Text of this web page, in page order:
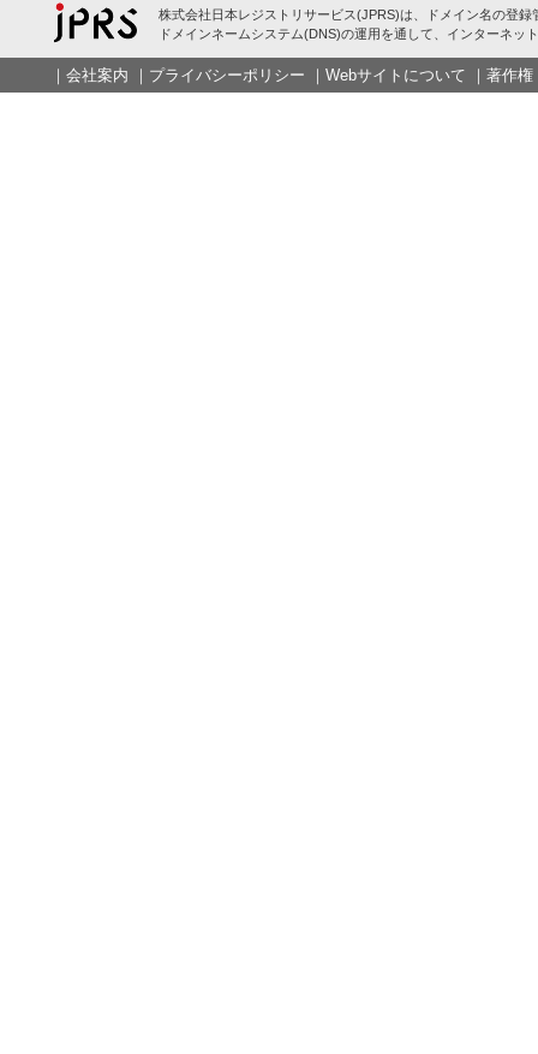
株式会社日本レジストリサービス(JPRS)は、ドメイン名の登録
ドメインネームシステム(DNS)の運用を通して、インターネッ
｜ 会社案内 ｜ プライバシーポリシー ｜ Webサイトについて ｜ 著作権